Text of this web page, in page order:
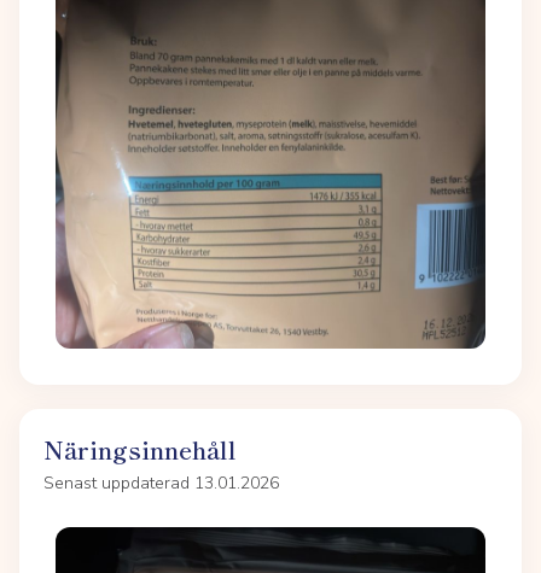
Näringsinnehåll
Senast uppdaterad 13.01.2026